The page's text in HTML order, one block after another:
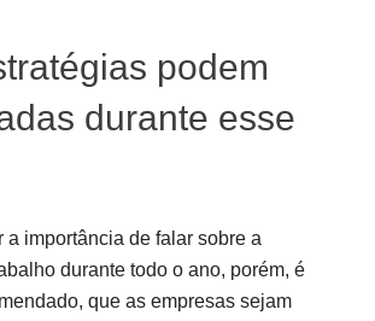
podem
durante esse
a importância de falar sobre a
durante todo o ano, porém, é
que as empresas sejam